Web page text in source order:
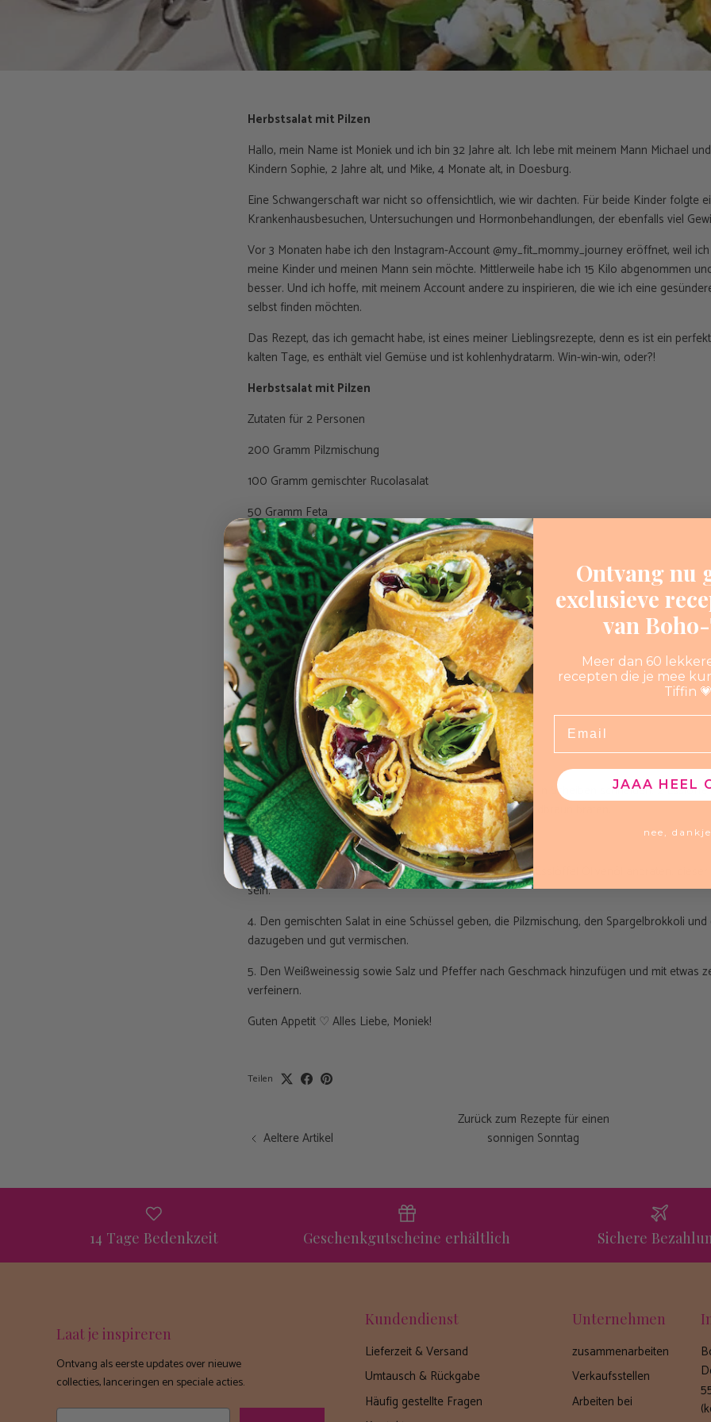
Herbstsalat mit Pilzen
Hallo, mein Name ist Moniek und ich bin 32 Jahre alt. Ich lebe mit meinem Mann Michael
Kindern Sophie, 2 Jahre alt, und Mike, 4 Monate alt, in Doesburg.
Eine Schwangerschaft war nicht so offensichtlich, wie wir dachten. Für beide Kinder folgte
Krankenhausbesuchen, Untersuchungen und Hormonbehandlungen, der ebenfalls viel
Vor 3 Monaten habe ich den Instagram-Account @my_fit_mommy_journey eröffnet, weil
meine Kinder und meinen Mann sein möchte. Mittlerweile habe ich 15 Kilo abgenommen
besser. Und ich hoffe, mit meinem Account andere zu inspirieren, die wie ich eine
selbst finden möchten.
Das Rezept, das ich gemacht habe, ist eines meiner Lieblingsrezepte, denn es ist ein
kalten Tage, es enthält viel Gemüse und ist kohlenhydratarm. Win-win-win, oder?!
Herbstsalat mit Pilzen
Zutaten für 2 Personen
200 Gramm Pilzmischung
100 Gramm gemischter Rucolasalat
50 Gramm Feta
50 Gramm Walnüsse
1 Schalotte
200 Gramm Spargelbrokkoli
2 EL Weißweinessig
3 EL Olivenöl
2 EL Pesto
Salz und Pfeffer nach Geschmack
Was sollte man tun?
1. Die Schalotte in Ringe schneiden und die Champignons in Scheiben schneiden. 2
in einer Pfanne erhitzen und Schalotte und Pilze darin goldbraun braten.
2. Das Pesto hinzufügen und vom Herd nehmen.
3. In einer anderen Bratpfanne den Spargelbrokkoli mit 1 Esslöffel Olivenöl anbraten, dieser
sein.
4. Den gemischten Salat in eine Schüssel geben, die Pilzmischung, den Spargelbrokkoli
dazugeben und gut vermischen.
5. Den Weißweinessig sowie Salz und Pfeffer nach Geschmack hinzufügen und mit etwas
verfeinern.
Guten Appetit ♡ Alles Liebe, Moniek!
Teilen
Aeltere Artikel
Zurück zum Rezepte für einen
sonnigen Sonntag
14 Tage Bedenkzeit Geschenkgutscheine erhältlich Sichere
Laat je inspireren
Ontvang als eerste updates over nieuwe
collecties, lanceringen en speciale acties.
Email
Kundendienst
Lieferzeit & Versand
Umtausch & Rückgabe
Häufig gestellte Fragen
Unternehmen
zusammenarbeiten
Verkaufsstellen
Arbeiten bei
Ontvang nu
exclusieve
van
Meer dan 60
recepten die je mee
Tiffin 💗
JAAA HEEL
nee,